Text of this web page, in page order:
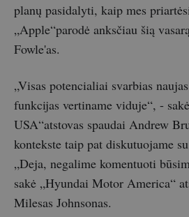
planų pasidalyti, kaip mes
„Apple“parodė anksčiau šią
Fowle'as.
„Visas potencialiai svarbias
funkcijas vertiname viduje“, -
USA“atstovas spaudai Andrew
kontekste taip pat diskutuojame
„Deja, negalime komentuoti
sakė „Hyundai Motor America“
Milesas Johnsonas.